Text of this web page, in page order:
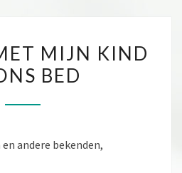
SLAAP
MET
ONS
MIJN KIND
BED
andere bekenden,